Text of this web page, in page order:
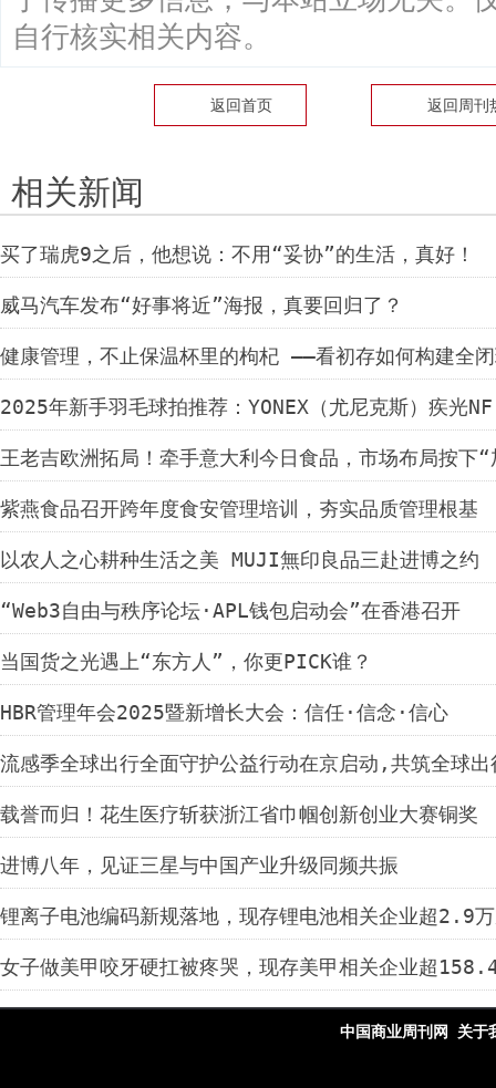
自行核实相关内容。
返回首页 返回 周刊
相关新闻
买了瑞虎9之后，他想说：不用“妥协”的生活，真好！
威马汽车发布“好事将近”海报，真要回归了？
健康管理，不止保温杯里的枸杞 ——看初存如何构建全
2025年新手羽毛球拍推荐：YONEX（尤尼克斯）疾光
王老吉欧洲拓局！牵手意大利今日食品，市场布局按下
紫燕食品召开跨年度食安管理培训，夯实品质管理根基
以农人之心耕种生活之美 MUJI無印良品三赴进博之约
“Web3自由与秩序论坛·APL钱包启动会”在香港召开
当国货之光遇上“东方人”，你更PICK谁？
HBR管理年会2025暨新增长大会：信任·信念·信心
流感季全球出行全面守护公益行动在京启动,共筑全球出
载誉而归！花生医疗斩获浙江省巾帼创新创业大赛铜奖
进博八年，见证三星与中国产业升级同频共振
锂离子电池编码新规落地，现存锂电池相关企业超2.9
女子做美甲咬牙硬扛被疼哭，现存美甲相关企业超
中国商业周刊网 关于